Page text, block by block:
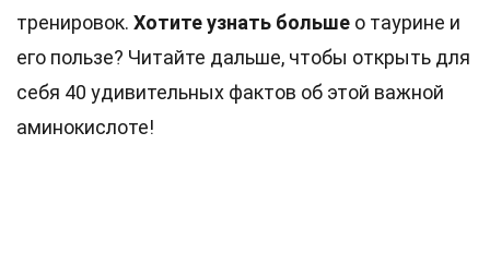
тренировок. Хотите узнать больше о таурине и
его пользе? Читайте дальше, чтобы открыть для
себя 40 удивительных фактов об этой важной
аминокислоте!